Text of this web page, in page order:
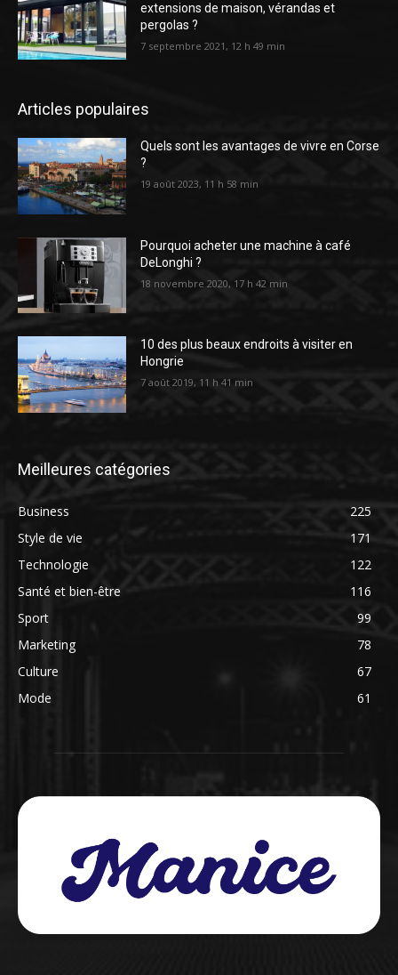
extensions de maison, vérandas et
pergolas ?
7 septembre 2021, 12 h 49 min
Articles populaires
Quels sont les avantages de vivre en Corse
?
19 août 2023, 11 h 58 min
Pourquoi acheter une machine à café
DeLonghi ?
18 novembre 2020, 17 h 42 min
10 des plus beaux endroits à visiter en
Hongrie
7 août 2019, 11 h 41 min
Meilleures catégories
Business
225
Style de vie
171
Technologie
122
Santé et bien-être
116
Sport
99
Marketing
78
Culture
67
Mode
61